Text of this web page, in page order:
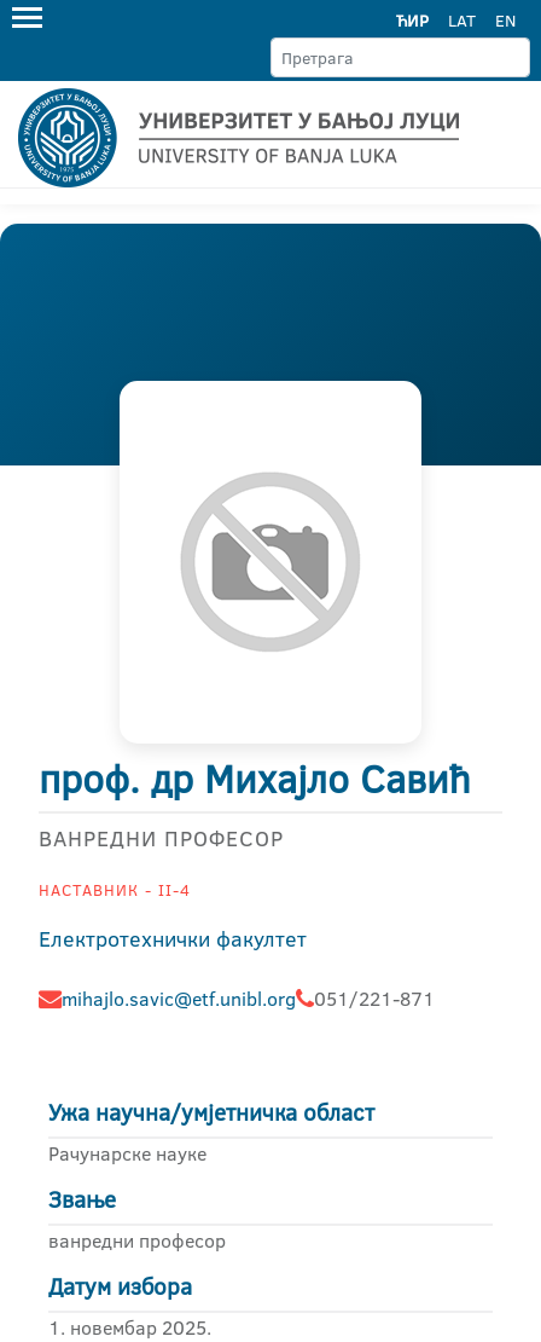
ЋИР LAT EN
проф. др Михајло Савић
ВАНРЕДНИ ПРОФЕСОР
НАСТАВНИК - II-4
Електротехнички факултет
mihajlo.savic@etf.unibl.org 051/221-871
Ужа научна/умјетничка област
Рачунарске науке
Звање
ванредни професор
Датум избора
1. новембар 2025.